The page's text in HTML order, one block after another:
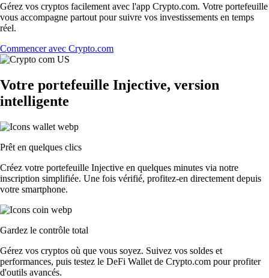
Gérez vos cryptos facilement avec l'app Crypto.com. Votre portefeuille
vous accompagne partout pour suivre vos investissements en temps
réel.
Commencer avec Crypto.com
Votre portefeuille Injective, version
intelligente
Prêt en quelques clics
Créez votre portefeuille Injective en quelques minutes via notre
inscription simplifiée. Une fois vérifié, profitez-en directement depuis
votre smartphone.
Gardez le contrôle total
Gérez vos cryptos où que vous soyez. Suivez vos soldes et
performances, puis testez le DeFi Wallet de Crypto.com pour profiter
d'outils avancés.